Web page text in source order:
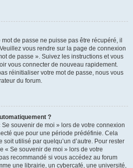
de passe ne puisse pas être récupéré, il
vous rendre sur la page de connexion
de passe ». Suivez les instructions et vous
vous connecter de nouveau rapidement.
réinitialiser votre mot de passe, nous vous
du forum.
?
souvenir de moi » lors de votre connexion
que pour une période prédéfinie. Cela
soit utilisé par quelqu’un d’autre. Pour rester
« Se souvenir de moi » lors de votre
recommandé si vous accédez au forum
une librairie, un cybercafé, une université,